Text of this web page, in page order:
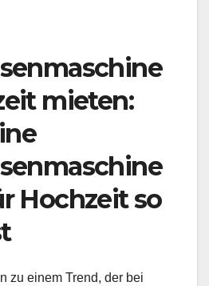
mieten:
Hochzeit so
zu einem Trend, der bei